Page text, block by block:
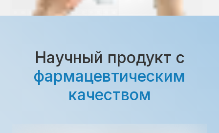
Научный продукт с
фармацевтическим
качеством